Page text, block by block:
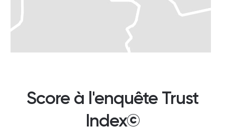
Score à l'enquête Trust
Index©